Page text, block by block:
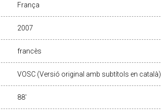
França
2007
francès
VOSC (Versió original amb subtítols en català)
88'